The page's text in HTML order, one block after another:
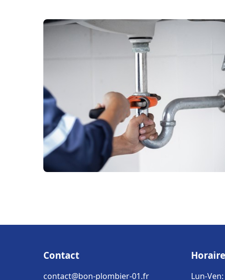
Contact
contact@bon-plombier-01.fr Lun-